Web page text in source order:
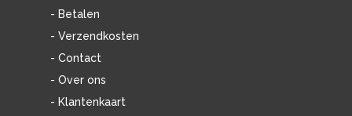
- Betalen
- Verzendkosten
- Contact
- Over ons
- Klantenkaart